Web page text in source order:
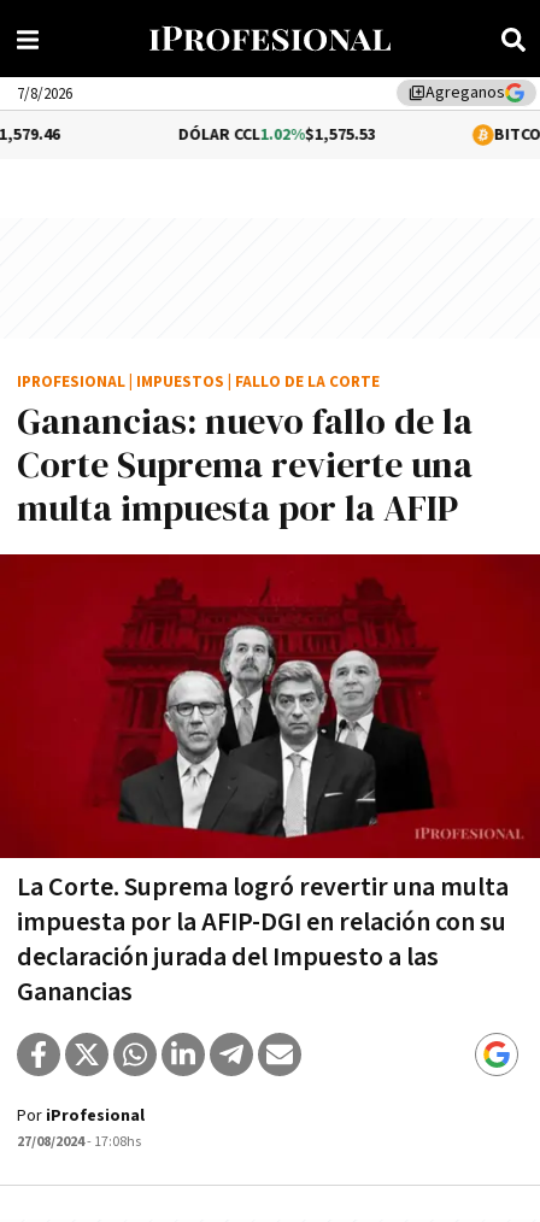
library_addAgreganos
7/8/2026
1.02%$1,575.53 BITCOIN-0.31%
Ganancias: nuevo fallo de la
Corte Suprema revierte una
multa impuesta por la AFIP
La Corte. Suprema logró revertir una multa
impuesta por la AFIP-DGI en relación con su
declaración jurada del Impuesto a las
Ganancias
IPROFESIONAL IMPUESTOS FALLO DE LA CORTE
Por iProfesional
27/08/2024- 17:08hs